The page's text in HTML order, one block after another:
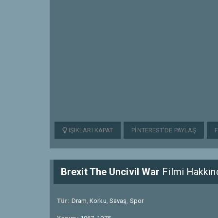
IŞIKLARI KAPAT PINTEREST'DE PAYLAŞ
Brexit The Uncivil War Filmi
Tür: Dram,Korku, Savaş, Spor